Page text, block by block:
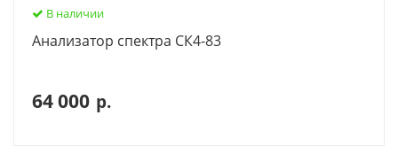
В наличии
Анализатор спектра СК4-83
64 000 р.